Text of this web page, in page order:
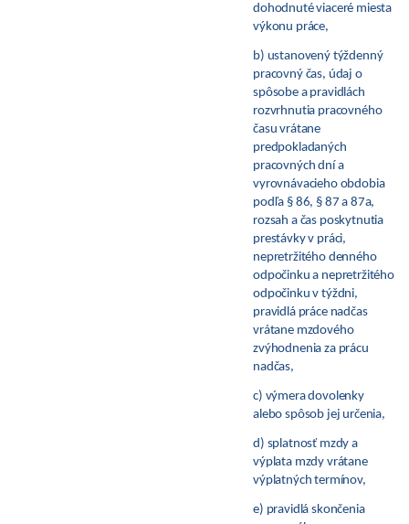
dohodnuté viaceré miesta
výkonu práce,
b) ustanovený týždenný
pracovný čas, údaj o
spôsobe a pravidlách
rozvrhnutia pracovného
času vrátane
predpokladaných
pracovných dní a
vyrovnávacieho obdobia
podľa §86, §87 a 87a,
rozsah a čas poskytnutia
prestávky v práci,
nepretržitého denného
odpočinku a nepretržitého
odpočinku v týždni,
pravidlá práce nadčas
vrátane mzdového
zvýhodnenia za prácu
nadčas,
c) výmera dovolenky
alebo spôsob jej určenia,
d) splatnosť mzdy a
výplata mzdy vrátane
výplatných termínov,
e) pravidlá skončenia